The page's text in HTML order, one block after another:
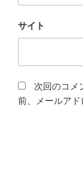
サイト
次回のコメ
前、メールアド